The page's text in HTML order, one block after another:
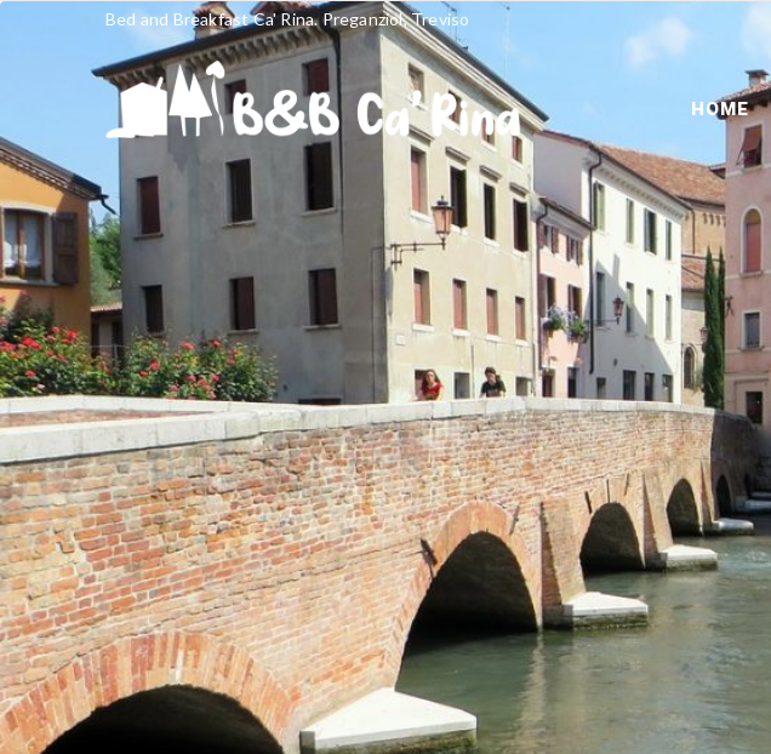
Bed and Breakfast Ca' Rina. Preganziol, Treviso
HOME